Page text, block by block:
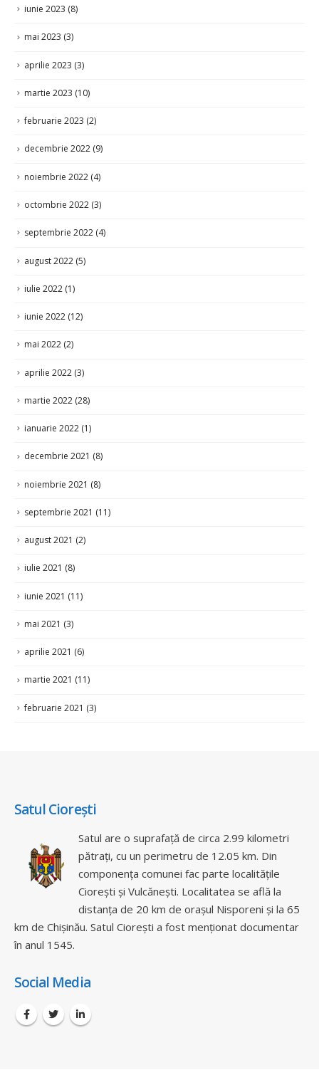
mai 2023(3)
aprilie 2023(3)
martie 2023 (10)
februarie 2023(2)
decembrie 2022(9)
noiembrie 2022(4)
octombrie 2022 (3)
septembrie 2022(4)
august 2022 (5)
iulie 2022(1)
iunie 2022 (12)
mai 2022(2)
aprilie 2022(3)
martie 2022 (28)
ianuarie 2022(1)
decembrie 2021(8)
noiembrie 2021 (8)
septembrie 2021(11)
august 2021 (2)
iulie 2021(8)
iunie 2021 (11)
mai 2021(3)
aprilie 2021(6)
martie 2021 (11)
februarie 2021(3)
Satul are o suprafață de circa 2.99 kilometri
componența comunei fac parte localitățile
Ciorești și Vulcănești. Localitatea se află la
distanța de 20 km de orașul Nisporeni și la 65
km de Chișinău. Satul Ciorești a fost menționat documentar
Social Media